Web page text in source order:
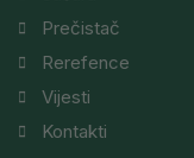
Prečistač
Rerefence
Vijesti
Kontakti